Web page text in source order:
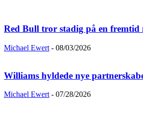
Red Bull tror stadig på en fremtid
Michael Ewert - 08/03/2026
Williams hyldede nye
Michael Ewert - 07/28/2026